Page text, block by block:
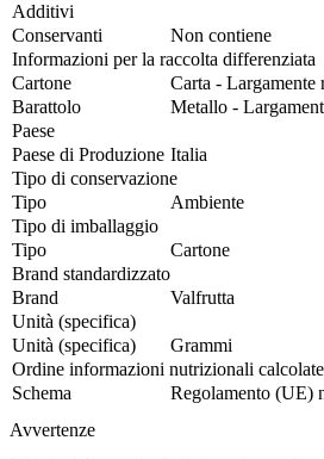
Additivi
Conservanti
Non contiene
Informazioni per la raccolta differenziata
Cartone
Carta - Largamente
Barattolo
Metallo -
Paese
Paese di Produzione Italia
Tipo di conservazione
Tipo
Ambiente
Tipo di imballaggio
Tipo
Cartone
Brand standardizzato
Brand
Valfrutta
Unità (specifica)
Unità (specifica)
Grammi
Ordine informazioni nutrizionali calcolate
Schema
Regolamento (UE)
Avvertenze